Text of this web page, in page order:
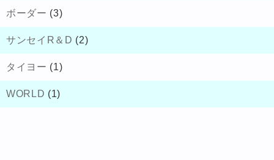
ボーダー (3)
サンセイR＆D (2)
タイヨー (1)
WORLD (1)